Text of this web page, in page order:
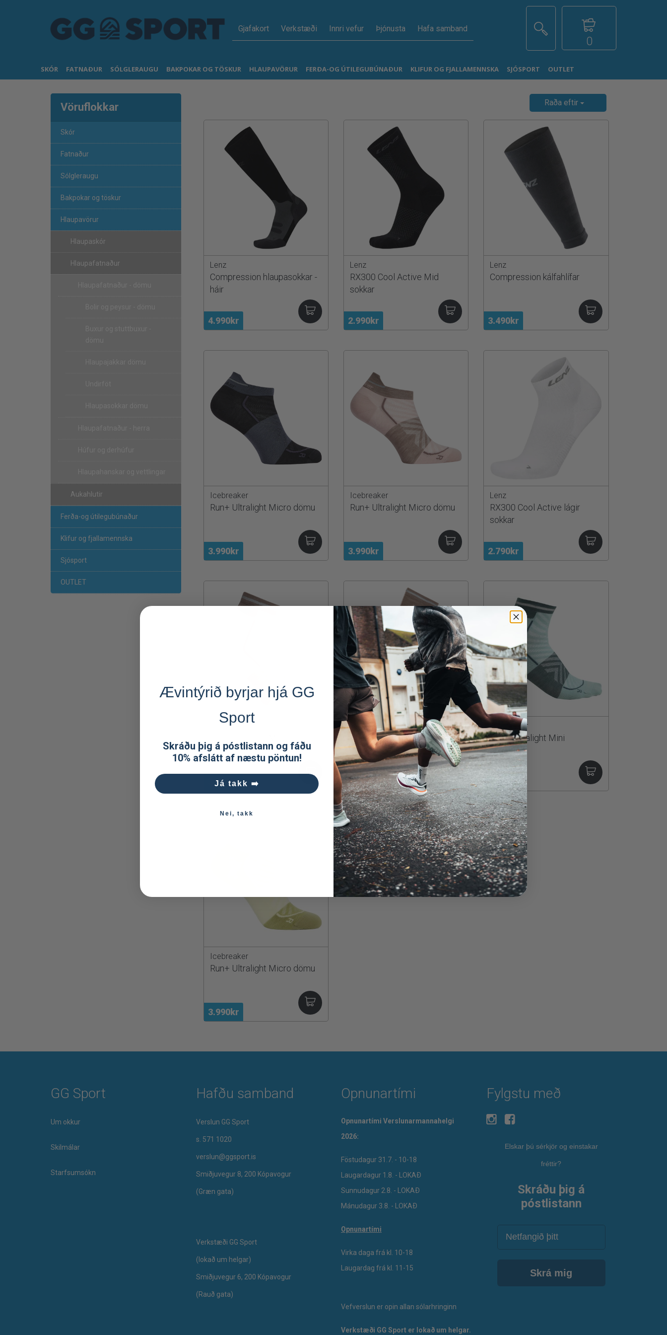
Gjafakort Verkstæði Innri vefur Þjónusta Hafa samband
SKÓR FATNAÐUR SÓLGLERAUGU BAKPOKAR OG TÖSKUR HLAUPAVÖRUR FERÐA-OG ÚTILEGUBÚNAÐUR KLIFUR OG FJALLAMENNSKA SJÓSPORT OUTLET
0
Raða eftir
4.990kr
Lenz
Compression hlaupasokkar -
háir
2.990kr
Lenz
RX300 Cool Active Mid
sokkar
3.490kr
Lenz
Compression kálfahlífar
3.990kr
Icebreaker
Run+ Ultralight Micro dömu
3.990kr
Icebreaker
Run+ Ultralight Micro dömu
2.790kr
Lenz
RX300 Cool Active lágir
sokkar
3.990kr
Icebreaker
dömusokkar
4.490kr
Icebreaker
Run+ Ultralight Crew
dömusokkar
3.990kr
Icebreaker
Run+ Ultralight Mini
3.990kr
Icebreaker
Run+ Ultralight Micro dömu
Vöruflokkar
Skór
Fatnaður
Sólgleraugu
Bakpokar og töskur
Hlaupavörur
Hlaupaskór
Hlaupafatnaður
Aukahlutir
Ferða-og útilegubúnaður
Klifur og fjallamennska
Sjósport
OUTLET
GG Sport
Um okkur
Skilmálar
Starfsumsókn
Hafðu samband
Verslun GG Sport
s. 571 1020
verslun@ggsport.is
Smiðjuvegur 8, 200 Kópavogur
(Græn gata)
Verkstæði GG Sport
​(lokað um helgar)
Smiðjuvegur 6, 200 Kópavogur
(Rauð gata)
Opnunartími
Opnunartími Verslunarmannahelgi
2026:
Föstudagur 31.7. - 10-18
Laugardagur 1.8. - LOKAÐ
Sunnudagur 2.8. - LOKAÐ
Mánudagur 3.8. - LOKAÐ
Opnunartími
Virka daga frá kl. 10-18
Laugardag frá kl. 11-15
Vefverslun er opin allan sólarhringinn
Verkstæði GG Sport er lokað um helgar.
Fylgstu með
Elskar þú sérkjör og einstakar
fréttir?
Skráðu þig á
póstlistann
Skrá mig
Ævintýrið byrjar hjá GG
Sport
Skráðu þig á póstlistann og fáðu
10% afslátt af næstu pöntun!
Já takk ➡️
Nei, takk